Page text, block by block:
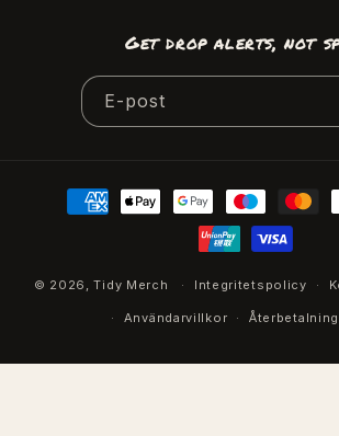
Get drop alerts, not
E-post
Betalningsmetoder
© 2026,Tidy Merch Integritetspolicy
Användarvillkor